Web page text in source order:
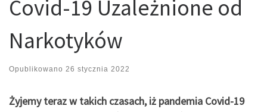
Covid-19 Uzależnione od
Narkotyków
Opublikowano 26 stycznia 2022
Żyjemy teraz w takich czasach, iż pandemia Covid-19